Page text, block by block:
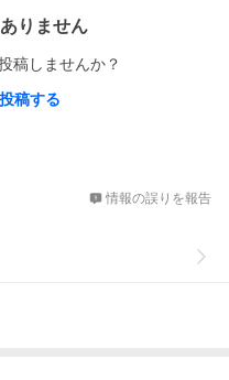
りません
稿しませんか？
稿する
情報の誤りを報告